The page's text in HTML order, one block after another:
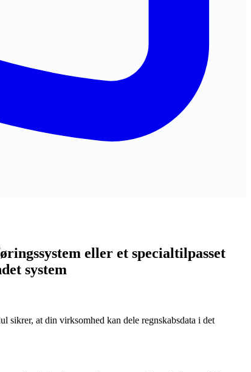
eller et specialtilpasset
system
sikrer, at din virksomhed kan dele regnskabsdata i det